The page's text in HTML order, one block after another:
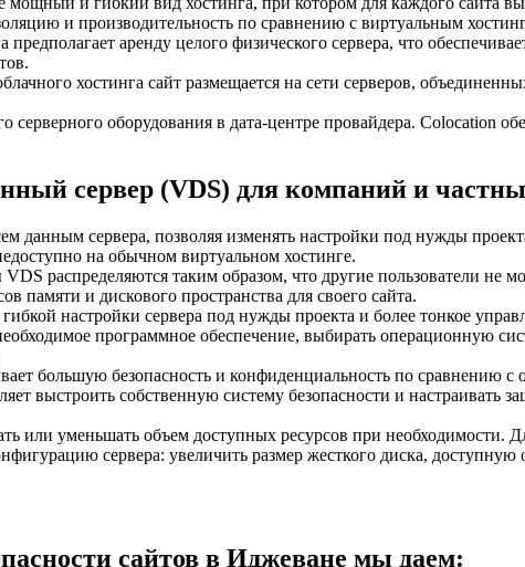
и производительность по сравнению с виртуальным
аренду целого физического сервера, что
хостинга сайт размещается на сети серверов,
оборудования в дата-центре провайдера. Colocation
сервер (VDS) для компаний и
данным сервера, позволяя изменять настройки под нужды
на обычном виртуальном хостинге.
распределяются таким образом, что другие пользователи не
памяти и дискового пространства для своего сайта.
настройки сервера под нужды проекта и более тонкое
программное обеспечение, выбирать операционную
большую безопасность и конфиденциальность по
выстроить собственную систему безопасности и настраивать
или уменьшать объем доступных ресурсов при необходимости.
сервера: увеличить размер жесткого диска, доступную
сайтов в Иджеване мы даем: